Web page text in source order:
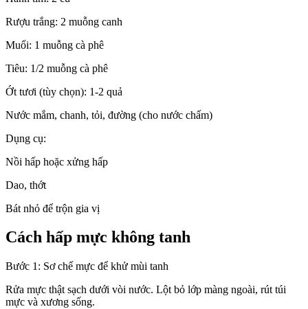
Rượu trắng: 2 muỗng canh
Muối: 1 muỗng cà phê
Tiêu: 1/2 muỗng cà phê
Ớt tươi (tùy chọn): 1-2 quả
Nước mắm, chanh, tỏi, đường (cho nước chấm)
Dụng cụ:
Nồi hấp hoặc xửng hấp
Dao, thớt
Bát nhỏ để trộn gia vị
Cách hấp mực không tanh
Bước 1: Sơ chế mực để khử mùi tanh
Rửa mực thật sạch dưới vòi nước. Lột bỏ lớp màng ngoài, rút túi
mực và xương sống.